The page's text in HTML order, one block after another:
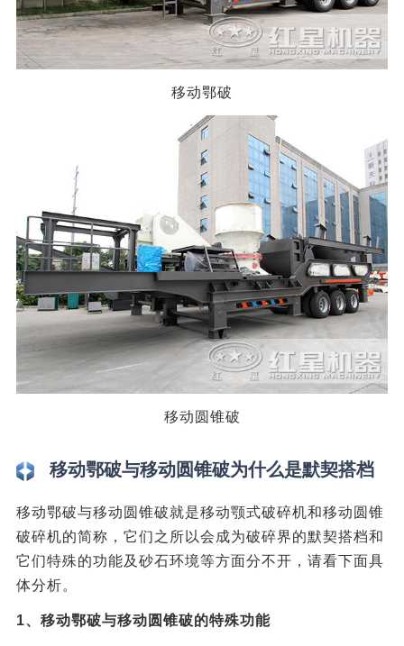
移动鄂破
移动圆锥破
移动鄂破与移动圆锥破为什么是默契搭档
移动鄂破与移动圆锥破就是移动颚式破碎机和移动圆锥
破碎机的简称，它们之所以会成为破碎界的默契搭档和
它们特殊的功能及砂石环境等方面分不开，请看下面具
体分析。
1、移动鄂破与移动圆锥破的特殊功能